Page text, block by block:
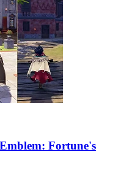
Fortune's